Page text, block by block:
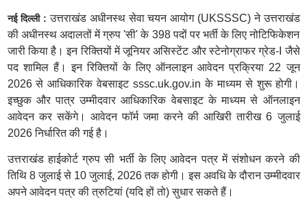
नई दिल्ली : उत्तराखंड अधीनस्थ सेवा चयन आयोग (UKSSSC) ने उत्तराखंड
की अधीनस्थ अदालतों में ग्रुप 'सी' के 398 पदों पर भर्ती के लिए नोटिफिकेशन
जारी किया है। इन रिक्तियों में जूनियर असिस्टेंट और स्टेनोग्राफर ग्रेड-I जैसे
पद शामिल हैं। इन रिक्तियों के लिए ऑनलाइन आवेदन प्रक्रिया 22 जून
2026 से आधिकारिक वेबसाइट sssc.uk.gov.in के माध्यम से शुरू होगी।
इच्छुक और पात्र उम्मीदवार आधिकारिक वेबसाइट के माध्यम से ऑनलाइन
आवेदन कर सकेंगे। आवेदन फॉर्म जमा करने की आखिरी तारीख 6 जुलाई
2026 निर्धारित की गई है।
उत्तराखंड हाईकोर्ट ग्रुप सी भर्ती के लिए आवेदन पत्र में संशोधन करने की
तिथि 8 जुलाई से 10 जुलाई, 2026 तक होगी। इस अवधि के दौरान उम्मीदवार
अपने आवेदन पत्र की त्रुटियां (यदि हों तो) सुधार सकते हैं।